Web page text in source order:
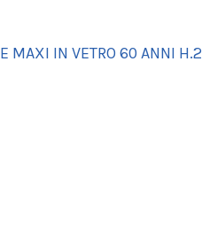
MAXI IN VETRO 60 ANNI